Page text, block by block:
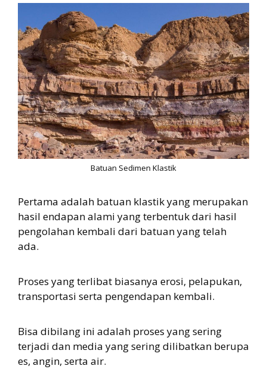
Batuan Sedimen Klastik
Pertama adalah batuan klastik yang merupakan
hasil endapan alami yang terbentuk dari hasil
pengolahan kembali dari batuan yang telah
ada.
Proses yang terlibat biasanya erosi, pelapukan,
transportasi serta pengendapan kembali.
Bisa dibilang ini adalah proses yang sering
terjadi dan media yang sering dilibatkan berupa
es, angin, serta air.